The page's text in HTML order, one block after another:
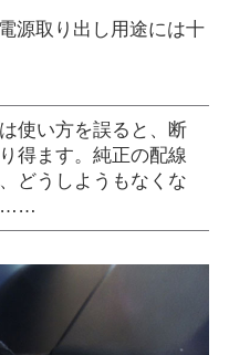
源取り出し用途には十
使い方を誤ると、断
得ます。純正の配線
どうしようもなくな
……